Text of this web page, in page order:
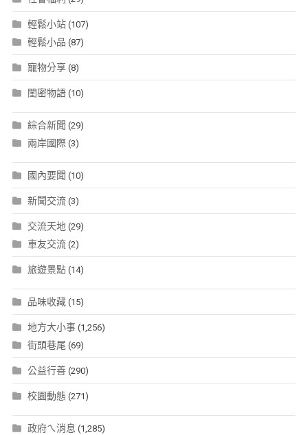
輕鬆小站(107)
輕鬆小品 (87)
寵物分享(8)
閨密物語(10)
綜合新聞 (29)
兩岸國際(3)
國內要聞 (10)
新聞交流(3)
交流天地(29)
車友交流(2)
旅遊景點(14)
品味收藏(15)
地方大小事(1,256)
街頭巷尾 (69)
公益行善(290)
校園動態 (271)
政府ㄟ消息 (1,285)